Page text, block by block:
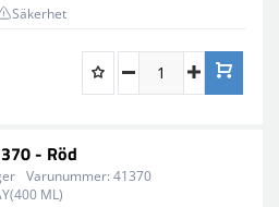
Säkerhet
- Röd
Varunummer: 41370
ML)